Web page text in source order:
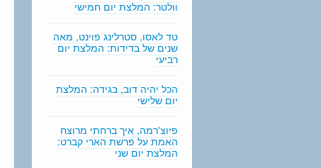
וולטר: המלצת יום חמישי
טד לאסו, סטרלינג פוינט, מאה
שנים של בדידות: המלצת יום
רביעי
הכל יהיה דוב, בגידה: המלצת
יום שלישי
פיוצ'רמה, איך ברחתי מרוצח
האמת על פרשת הארי קברט:
המלצת יום שני